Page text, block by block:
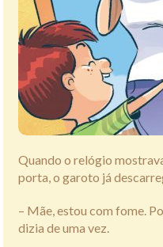
Quando o relógio
porta, o garoto já
– Mãe, estou com fome.
dizia de uma vez.